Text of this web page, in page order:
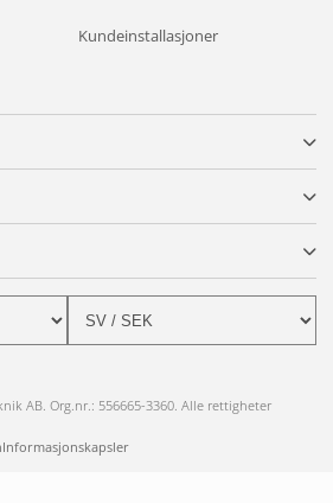
Kundeinstallasjoner
AB. Org.nr.: 556665-3360. Alle rettigheter
Informasjonskapsler